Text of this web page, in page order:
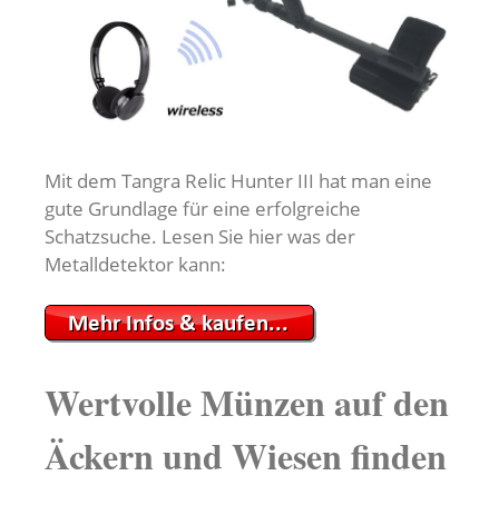
Mit dem Tangra Relic Hunter III hat man eine
gute Grundlage für eine erfolgreiche
Schatzsuche. Lesen Sie hier was der
Metalldetektor kann:
Wertvolle Münzen auf den
Äckern und Wiesen finden